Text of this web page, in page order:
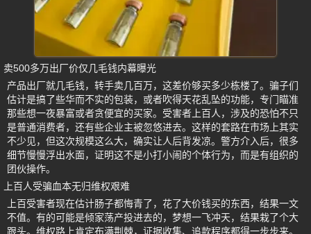
卖500多万出厂价仅几毛钱内幕曝光
产品出厂就几毛钱，转手卖几百万，这差价够买多少栋楼了。骗子们
估计是搞了些华而不实的包装，或者吹得天花乱坠的功能，专门瞄准
那些想一夜暴富或者贪便宜的买家。受害者上百人，涉及的恐怕不只
是普通消费者，还有些企业主被忽悠进去。这样的套路在市场上其实
不少见，但这次规模这么大，确实让人后背发凉。警方介入后，很多
细节慢慢浮出水面，证明这不是小打小闹的个体行为，而是有组织的
团伙操作。
上百人受骗血本无归维权艰难
上百受害者现在估计肠子都悔青了，花了大价钱买的东西，结果一文
不值。有的可能是倾家荡产投进去的，梦想一飞冲天，结果栽了个大
跟头。维权路上肯定布满荆棘，证据收集、追款程序都得一步步来。